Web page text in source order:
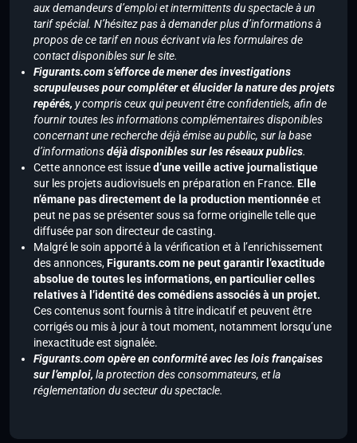
aux demandeurs d’emploi et intermittents du spectacle à un
tarif spécial. N’hésitez pas à demander plus d’informations à
propos de ce tarif en nous écrivant via les formulaires de
contact disponibles sur le site.
Figurants.com s’efforce de mener des investigations
scrupuleuses pour compléter et élucider la nature des projets
repérés, y compris ceux qui peuvent être confidentiels, afin de
fournir toutes les informations complémentaires disponibles
concernant une recherche déjà émise au public, sur la base
d’informationsdéjà disponibles sur les réseaux publics.
Cette annonce est issued’une veille active journalistique
sur les projets audiovisuels en préparation en France. Elle
n’émane pas directement de la production mentionnéeet
peut ne pas se présenter sous sa forme originelle telle que
diffusée par son directeur de casting.
Malgré le soin apporté à la vérification et à l’enrichissement
des annonces,Figurants.com ne peut garantir l’exactitude
absolue de toutes les informations, en particulier celles
relatives à l’identité des comédiens associés à un projet.
Ces contenus sont fournis à titre indicatif et peuvent être
corrigés ou mis à jour à tout moment, notamment lorsqu’une
inexactitude est signalée.
Figurants.com opère en conformité avec les lois françaises
sur l’emploi, la protection des consommateurs, et la
réglementation du secteur du spectacle.